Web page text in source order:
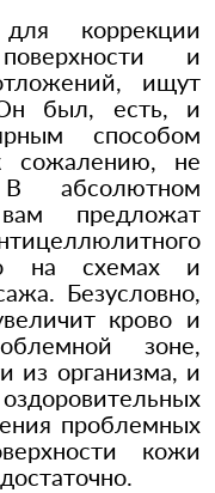
коррекции
и
ищут
был, есть, и
способом
сожалению, не
абсолютном
предложат
на схемах и
Безусловно,
крово и
зоне,
из организма, и
проблемных
кожи